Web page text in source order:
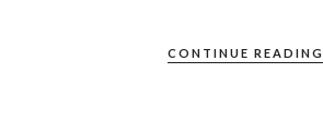
CONTINUE READING